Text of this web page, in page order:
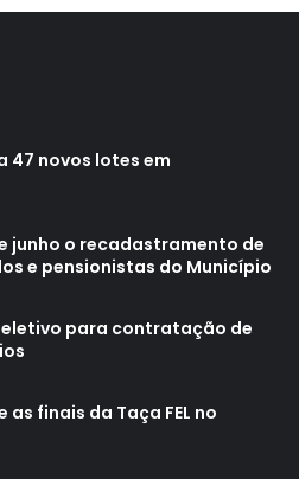
47 novos lotes em
junho o recadastramento de
e pensionistas do Município
para contratação de
finais da Taça FEL no